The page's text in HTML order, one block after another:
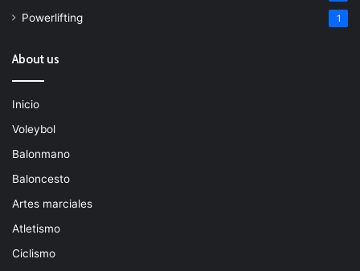
Powerlifting 1
About us
Inicio
Voleybol
Balonmano
Baloncesto
Artes marciales
Atletismo
Ciclismo